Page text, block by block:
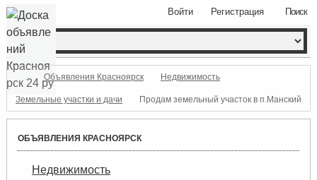
Поиск
Войти Регистрация
Объявления Красноярск Недвижимость
Земельные участки и дачи Продам земельный участок в п.Манский
ОБЪЯВЛЕНИЯ КРАСНОЯРСК
Недвижимость